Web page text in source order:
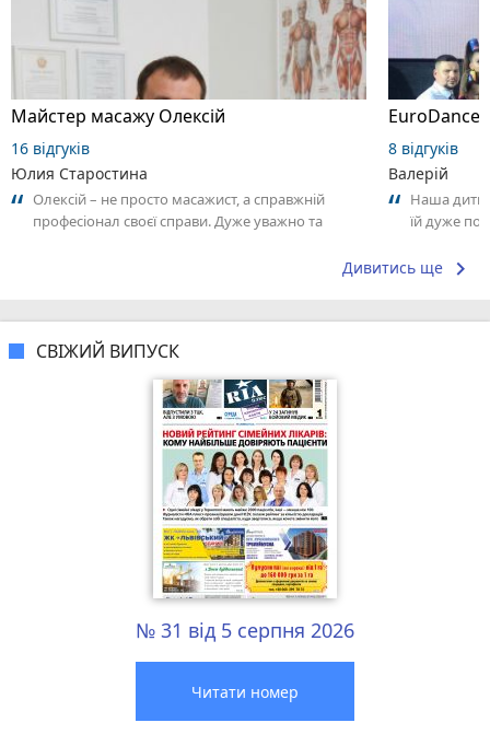
Майстер масажу Олексій
16 відгуків
Юлия Старостина
Олексій – не просто масажист, а справжній
професіонал своєї справи. Дуже уважно та
EuroDance,
8 відгуків
Валерій
Наша
їй дуже
Дивитись ще keyboard_arrow_right
СВІЖИЙ ВИПУСК
№ 31 від 5 серпня 2026
Читати номер